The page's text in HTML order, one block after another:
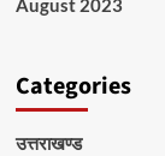
August 2023
Categories
उत्तराखण्ड